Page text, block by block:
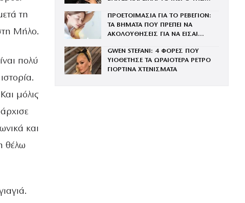
τη
Μήλο.
πολύ
μόλις
και
θέλω
ΠΡΟΕΤΟΙΜΑΣΙΑ ΓΙΑ ΤΟ ΡΕΒΕΓΙΟΝ:
ΤΑ ΒΗΜΑΤΑ ΠΟΥ ΠΡΕΠΕΙ ΝΑ
ΑΚΟΛΟΥΘΗΣΕΙΣ ΓΙΑ ΝΑ ΕΙΣΑΙ
ΒΡΑΔΙΑ ΤΟΥ ΧΡΟΝΟΥ
GWEN STEFANI: 4 ΦΟΡΕΣ ΠΟΥ
ΥΙΟΘΕΤΗΣΕ ΤΑ ΩΡΑΙΟΤΕΡΑ ΡΕΤΡΟ
ΓΙΟΡΤΙΝΑ ΧΤΕΝΙΣΜΑΤΑ